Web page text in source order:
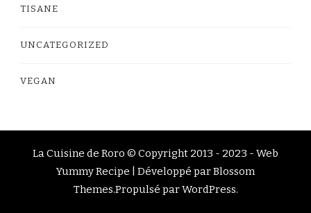
TISANE
UNCATEGORIZED
VEGAN
La Cuisine de Roro © Copyright 2013 - 2023 - Web
Yummy Recipe | Développé parBlossom
Themes.Propulsé parWordPress.